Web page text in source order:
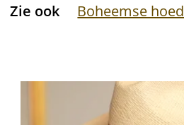
Zie ook Boheemse hoed